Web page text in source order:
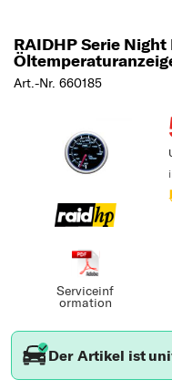
RAIDHP Serie
Art.-Nr. 660185
Serviceinf
ormation
Der Artikel ist